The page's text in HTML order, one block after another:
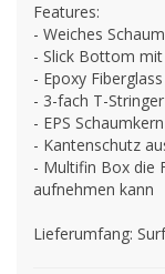
Features:
- Weiches
- Slick Bottom
- Epoxy
- 3-fach T-
- EPS Schaumkern
- Kantenschutz
- Multifin Box die
aufnehmen kann
Lieferumfang: